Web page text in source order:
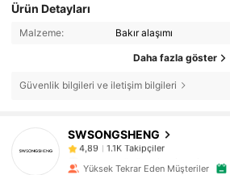
Ürün Detayları
Malzeme: Bakır alaşımı
Daha fazla göster
Güvenlik bilgileri ve iletişim bilgileri
SWSONGSHENG
4,89
1.1K Takipçiler
b***g 1 gün önce'i takip etti
4,89
1.1K Takipçiler
Yüksek Tekrar Eden Müşteriler